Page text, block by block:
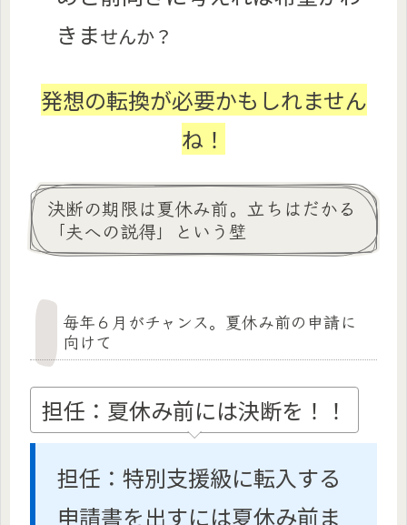
きませんか？
発想の転換が必要かもしれません
ね！
決断の期限は夏休み前。立ちはだかる
「夫への説得」という壁
毎年６月がチャンス。夏休み前の申請に
向けて
担任：夏休み前には決断を！！
担任：特別支援級に転入する
申請書を出すには夏休み前ま